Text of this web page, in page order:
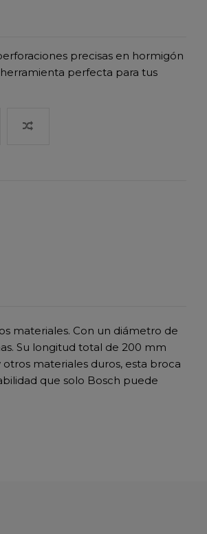
precisas en hormigón
perfecta para tus
materiales. Con un diámetro de
Su longitud total de 200 mm
materiales duros, esta broca
que solo Bosch puede